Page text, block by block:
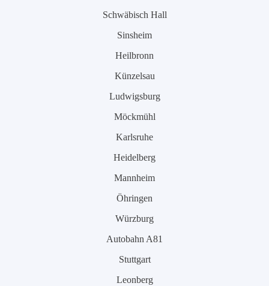
Schwäbisch Hall
Sinsheim
Heilbronn
Künzelsau
Ludwigsburg
Möckmühl
Karlsruhe
Heidelberg
Mannheim
Öhringen
Würzburg
Autobahn A81
Stuttgart
Leonberg